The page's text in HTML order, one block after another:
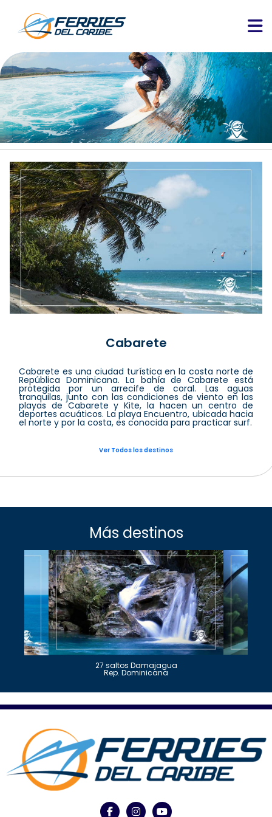
Cabarete
Cabarete es una ciudad turística en la costa norte de
República Dominicana. La bahía de Cabarete está
protegida por un arrecife de coral. Las aguas
tranquilas, junto con las condiciones de viento en las
playas de Cabarete y Kite, la hacen un centro de
deportes acuáticos. La playa Encuentro, ubicada hacia
el norte y por la costa, es conocida para practicar surf.
Ver Todos los destinos
Más destinos
27 saltos Damajagua
Rep. Dominicana